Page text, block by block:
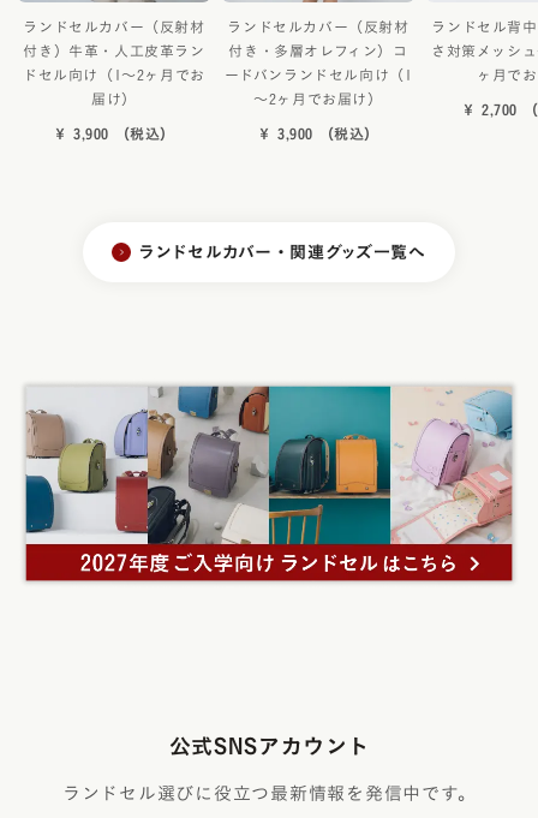
ランドセルカバー（反射材
付き）牛革・人工皮革ラン
ドセル向け（1～2ヶ月でお
届け）
￥ 3,900 （税込）
ランドセルカバー（反射材
付き・多層オレフィン）コ
ードバンランドセル向け（1
～2ヶ月でお届け）
￥ 3,900 （税込）
ランドセル背
さ対策メッシ
ヶ月で
￥ 2,700
ランドセルカバー・関連グッズ一覧へ
公式SNSアカウント
ランドセル選びに役立つ最新情報を発信中です。